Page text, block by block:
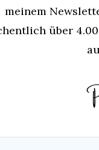
meinem
über